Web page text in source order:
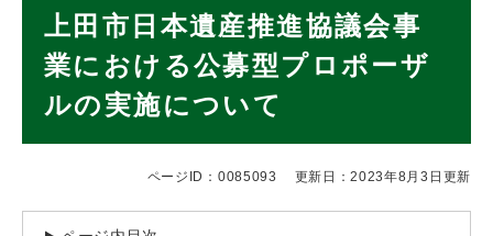
上田市日本遺産推進協議会事
業における公募型プロポーザ
ルの実施について
ページID：0085093 更新日：2023年8月3日更新